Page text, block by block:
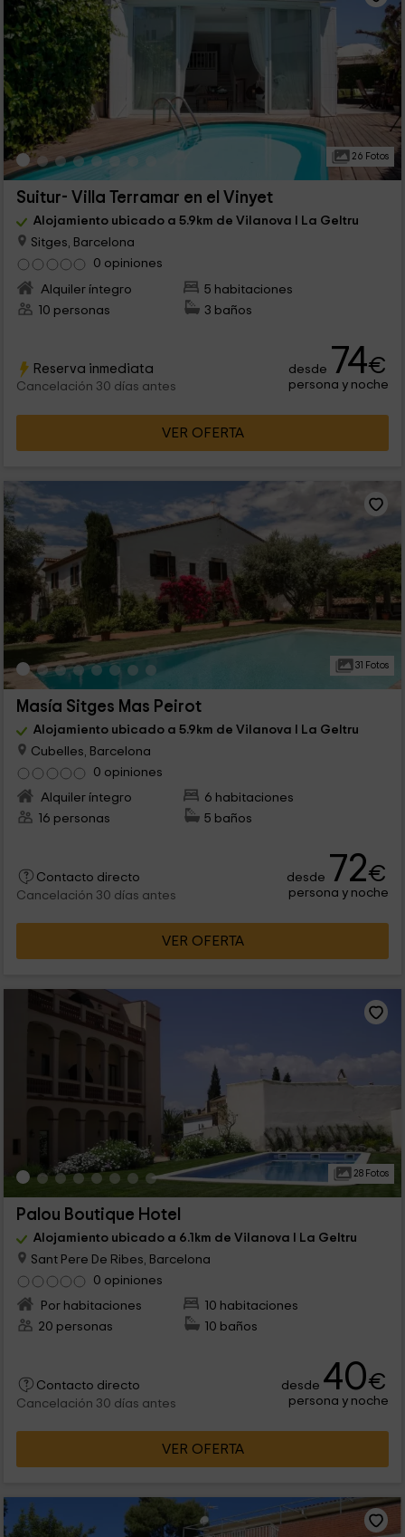
26 Fotos
Suitur- Villa Terramar en el Vinyet
Alojamiento ubicado a 5.9km de Vilanova I La Geltru
Sitges, Barcelona
0 opiniones
Alquiler íntegro
5 habitaciones
10 personas
3 baños
Reserva inmediata
Cancelación 30 días antes
desde 74€
persona y noche
VER OFERTA
31 Fotos
Masía Sitges Mas Peirot
Alojamiento ubicado a 5.9km de Vilanova I La Geltru
Cubelles, Barcelona
0 opiniones
Alquiler íntegro
6 habitaciones
16 personas
5 baños
Contacto directo
Cancelación 30 días antes
desde 72€
persona y noche
VER OFERTA
28 Fotos
Palou Boutique Hotel
Alojamiento ubicado a 6.1km de Vilanova I La Geltru
Sant Pere De Ribes, Barcelona
0 opiniones
Por habitaciones
10 habitaciones
20 personas
10 baños
Contacto directo
Cancelación 30 días antes
desde 40€
persona y noche
VER OFERTA